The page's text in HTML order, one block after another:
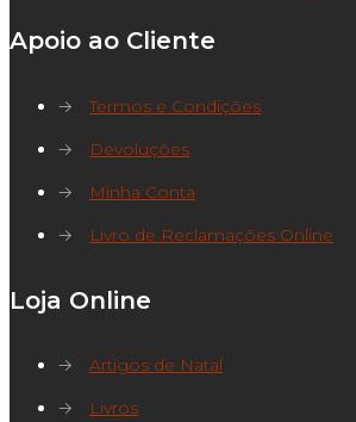
Apoio ao Cliente
→
Termos e Condições
→
Devoluções
→
Minha Conta
→
Livro de Reclamações Online
Loja Online
→
Artigos de Natal
→
Livros